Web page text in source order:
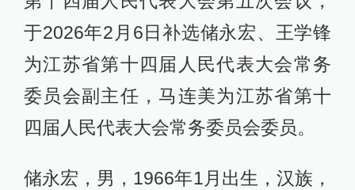
于2026年2月6日补选储永宏、王学锋
为江苏省第十四届人民代表大会常务
委员会副主任，马连美为江苏省第十
四届人民代表大会常务委员会委员。
储永宏，男，1966年1月出生，汉族，